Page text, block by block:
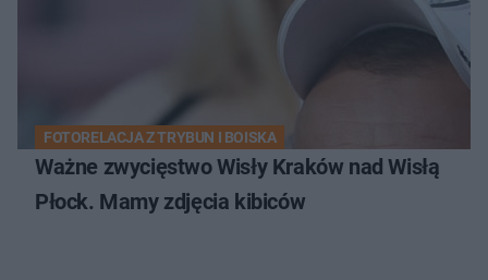
FOTORELACJA Z TRYBUN I BOISKA
Ważne zwycięstwo Wisły Kraków nad Wisłą
Płock. Mamy zdjęcia kibiców